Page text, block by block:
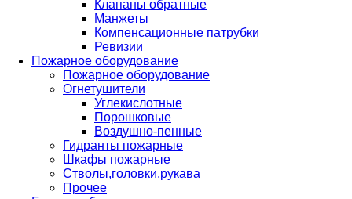
Клапаны обратные
Манжеты
Компенсационные патрубки
Ревизии
Пожарное оборудование
Пожарное оборудование
Огнетушители
Углекислотные
Порошковые
Воздушно-пенные
Гидранты пожарные
Шкафы пожарные
Стволы,головки,рукава
Прочее